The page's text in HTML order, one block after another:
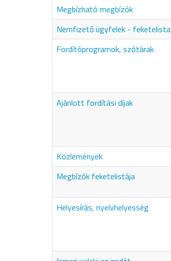
Megbízható megbízók
Nemfizető ügyfelek - feketelista
Fordítóprogramok, szótárak
Ajánlott fordítási díjak
Közlemények
Megbízók feketelistája
Helyesírás, nyelvhelyesség